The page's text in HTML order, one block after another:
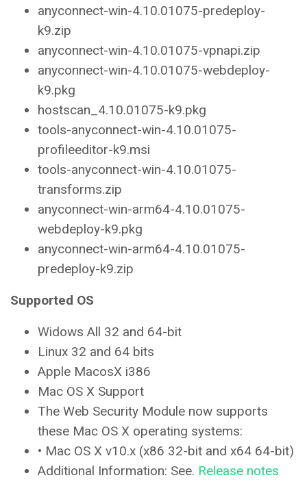
anyconnect-win-4.10.01075-predeploy-
k9.zip
anyconnect-win-4.10.01075-vpnapi.zip
anyconnect-win-4.10.01075-webdeploy-
k9.pkg
hostscan_4.10.01075-k9.pkg
tools-anyconnect-win-4.10.01075-
profileeditor-k9.msi
tools-anyconnect-win-4.10.01075-
transforms.zip
anyconnect-win-arm64-4.10.01075-
webdeploy-k9.pkg
anyconnect-win-arm64-4.10.01075-
predeploy-k9.zip
Supported OS
Widows All 32 and 64-bit
Linux 32 and 64 bits
Apple MacosX i386
Mac OS X Support
The Web Security Module now supports
these Mac OS X operating systems:
• Mac OS X v10.x (x86 32-bit and x64 64-bit)
Additional Information: See. Release notes